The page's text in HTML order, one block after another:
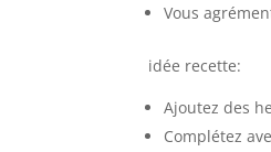
Vous
idée recette:
Ajoutez des
Complétez